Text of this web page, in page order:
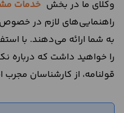
وکلای ما در بخش خدمات
راهنمایی‌های لازم در خصوص
به شما ارائه می‌دهند. با
را خواهید داشت که درباره
قولنامه، از کارشناسان مجرب